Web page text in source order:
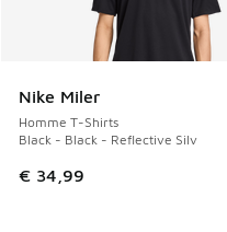
Nike Miler
Homme T-Shirts
Black - Black - Reflective Silv
€ 34,99